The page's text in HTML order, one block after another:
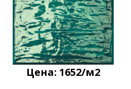
Цена: 1652/м2